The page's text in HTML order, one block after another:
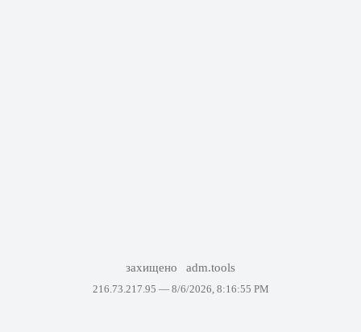
захищено adm.tools
216.73.217.95 — 8/6/2026, 8:16:55 PM